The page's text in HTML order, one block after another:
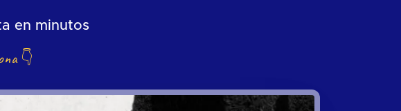
en minutos
👇